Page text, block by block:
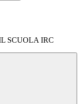
SCUOLA IRC